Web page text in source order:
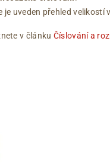
je uveden přehled
v článku Číslování a